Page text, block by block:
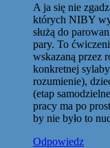
A ja się nie
których NIBY
służą do
pary. To
wskazaną przez
konkretnej
rozumienie),
(etap
pracy ma po
by nie było to
Odpowiedz